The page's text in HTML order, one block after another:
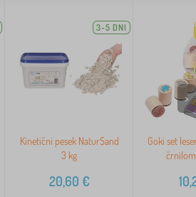
3-5 DNI
Kinetični pesek NaturSand
3 kg
20,60 €
Goki set
>